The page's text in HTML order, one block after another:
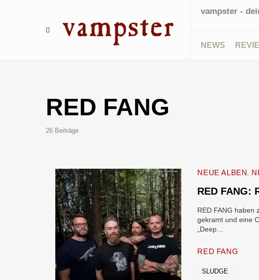
vampster -
NEWS
RED FANG
26 Beiträge
NEUE ALBEN
RED FANG:
RED FANG haben
gekramt und eine
„Deep…
RED FANG
SLUDGE